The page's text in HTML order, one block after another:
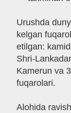
Urushda
kelgan
etilgan:
Shri-
Kamerun va
fuqarolari.
Alohida